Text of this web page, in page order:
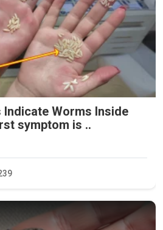
Worms Inside
symptom is ..